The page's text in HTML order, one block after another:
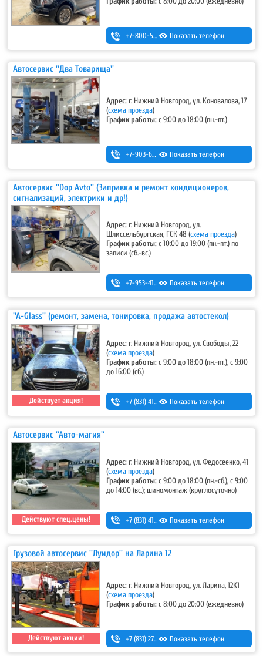
+7-800-500-32-89 ,+7 (831) 232-40-20
Показать телефон
Автосервис ''Два Товарища''
Адрес: г. Нижний Новгород, ул. Коновалова, 17
(схема проезда)
График работы:с 9:00 до 18:00 (пн.-пт.)
+7-903-600-41-19 Показать телефон
Автосервис ''Dop Avto'' (Заправка и ремонт кондиционеров,
сигнализаций, электрики и др!)
Адрес: г. Нижний Новгород, ул.
Шлиссельбургская, ГСК 48 (схема проезда)
График работы:с 10:00 до 19:00 (пн.-пт.) по
записи (сб.-вс.)
+7-953-415-03-10 Показать телефон
''A-Glass'' (ремонт, замена, тонировка, продажа автостекол)
Действует акция!
Адрес: г. Нижний Новгород, ул. Свободы, 22
(схема проезда)
График работы:с 9:00 до 18:00 (пн.-пт.), с 9:00
до 16:00 (сб.)
+7 (831) 413-48-54 ,+7-920-253-48-54
Показать телефон
Автосервис ''Авто-магия''
Действуют спец.цены!
Адрес: г. Нижний Новгород, ул. Федосеенко, 41
(схема проезда)
График работы:с 9:00 до 18:00 (пн.-сб.), с 9:00
до 14:00 (вс.); шиномонтаж (круглосуточно)
+7 (831) 413-53-11 Показать телефон
Грузовой автосервис ''Луидор'' на Ларина 12
Действуют акции!
Адрес: г. Нижний Новгород, ул. Ларина, 12К1
(схема проезда)
График работы:с 8:00 до 20:00 (ежедневно)
+7 (831) 275-83-12 Показать телефон